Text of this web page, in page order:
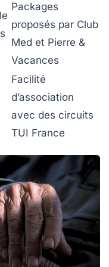
Packages
proposés par Club
Med et Pierre &
Vacances
Facilité
d’association
avec des circuits
TUI France